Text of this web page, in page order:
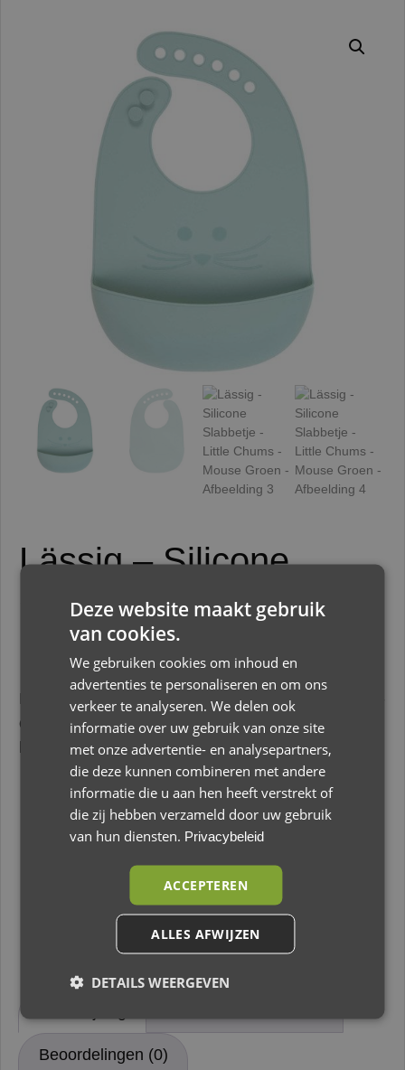
Lässig – Silicone
Slabbetje – Little
Chums – Mouse
Groen
Het Groene siliconen slabbetje uit de Little Chums-
collectie met een diepe, vormstabiele lekbak vangt
betrouwbaar op wat je mond mist.
12,95
Toevoegen aan winkelwagen
Beoordelingen (0)
Deze website maakt gebruik
van cookies.
We gebruiken cookies om inhoud en
advertenties te personaliseren en om ons
verkeer te analyseren. We delen ook
informatie over uw gebruik van onze site
met onze advertentie- en analysepartners,
die deze kunnen combineren met andere
informatie die u aan hen heeft verstrekt of
die zij hebben verzameld door uw gebruik
van hun diensten. Privacybeleid
ACCEPTEREN
ALLES AFWIJZEN
DETAILS WEERGEVEN